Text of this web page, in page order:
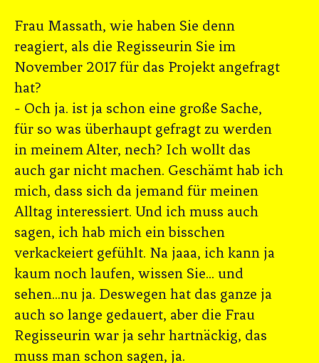
Frau Massath, wie haben Sie denn
reagiert, als die Regisseurin Sie im
November 2017 für das Projekt angefragt
hat?
- Och ja. ist ja schon eine große Sache,
für so was überhaupt gefragt zu werden
in meinem Alter, nech? Ich wollt das
auch gar nicht machen. Geschämt hab ich
mich, dass sich da jemand für meinen
Alltag interessiert. Und ich muss auch
sagen, ich hab mich ein bisschen
verkackeiert gefühlt. Na jaaa, ich kann ja
kaum noch laufen, wissen Sie... und
sehen...nu ja. Deswegen hat das ganze ja
auch so lange gedauert, aber die Frau
Regisseurin war ja sehr hartnäckig, das
muss man schon sagen, ja.